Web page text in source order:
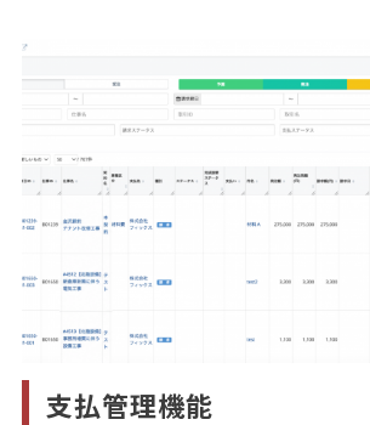
支払管理機能